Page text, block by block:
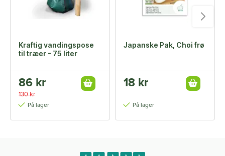
Kraftig vandingspose
til træer - 75 liter
86 kr
130 kr
På lager
Japanske Pak, Choi frø
18 kr
På lager